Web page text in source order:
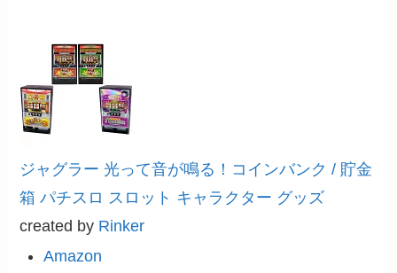
ジャグラー 光って音が鳴る！コインバンク / 貯金
箱 パチスロ スロット キャラクター グッズ
created by Rinker
Amazon